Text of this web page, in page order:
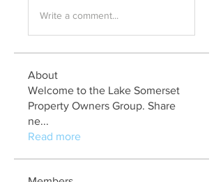
Write a comment...
About
Welcome to the Lake Somerset
Property Owners Group. Share
ne...
Read more